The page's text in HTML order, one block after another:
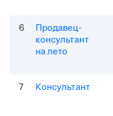
6
Продавец-
консультант
на лето
7 Консультант